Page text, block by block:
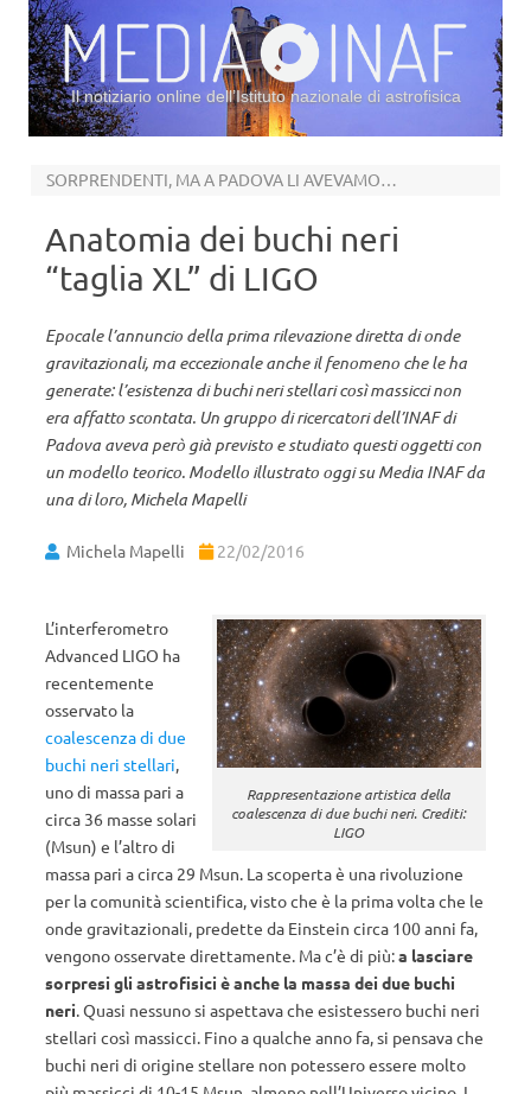
Il notiziario online dell’Istituto nazionale di astrofisica
SORPRENDENTI, MA A PADOVA LI AVEVAMO PREDETTI
Anatomia dei buchi neri
“taglia XL” di LIGO
Epocale l’annuncio della prima rilevazione diretta di onde
gravitazionali, ma eccezionale anche il fenomeno che le ha
generate: l’esistenza di buchi neri stellari così massicci non
era affatto scontata. Un gruppo di ricercatori dell’INAF di
Padova aveva però già previsto e studiato questi oggetti con
un modello teorico. Modello illustrato oggi su Media INAF da
una di loro, Michela Mapelli
Michela Mapelli 22/02/2016
Rappresentazione artistica della
coalescenza di due buchi neri. Crediti:
LIGO
L’interferometro
Advanced LIGO ha
recentemente
osservato la
coalescenza di due
buchi neri stellari,
uno di massa pari a
circa 36 masse solari
(Msun) e l’altro di
massa pari a circa 29 Msun. La scoperta è una rivoluzione
per la comunità scientifica, visto che è la prima volta che le
onde gravitazionali, predette da Einstein circa 100 anni fa,
vengono osservate direttamente. Ma c’è di più:a lasciare
sorpresi gli astrofisici è anche la massa dei due buchi
neri. Quasi nessuno si aspettava che esistessero buchi neri
stellari così massicci. Fino a qualche anno fa, si pensava che
buchi neri di origine stellare non potessero essere molto